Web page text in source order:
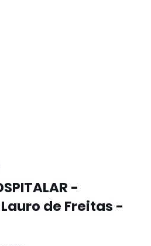
-
Lauro de Freitas -